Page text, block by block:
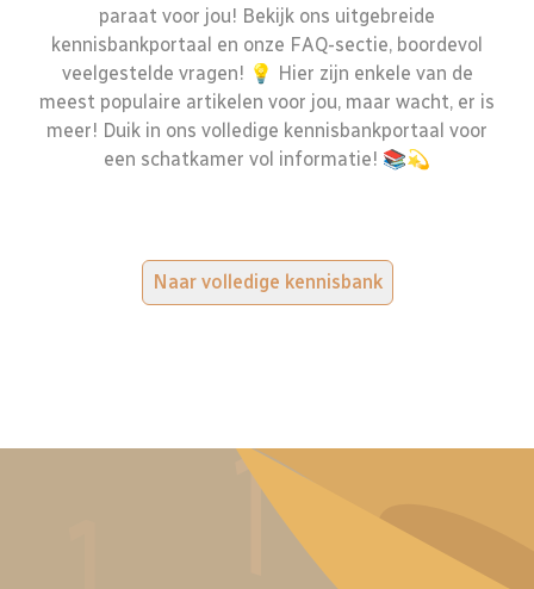
paraat voor jou! Bekijk ons uitgebreide
kennisbankportaal en onze FAQ-sectie, boordevol
veelgestelde vragen! 💡 Hier zijn enkele van de
meest populaire artikelen voor jou, maar wacht, er is
meer! Duik in ons volledige kennisbankportaal voor
een schatkamer vol informatie! 📚💫
Naar volledige kennisbank